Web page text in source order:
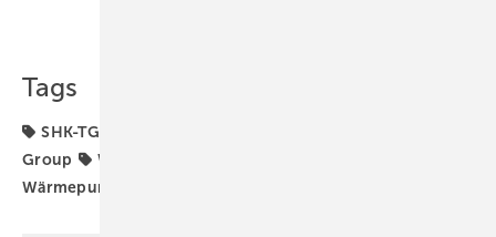
Tags
SHK-TGA-Hersteller-Bilanzen
Group
Wärmepumpe
Wärmepumpenhochlauf